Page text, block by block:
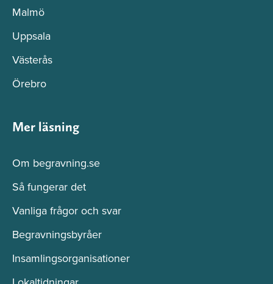
Malmö
Uppsala
Västerås
Örebro
Mer läsning
Om begravning.se
Så fungerar det
Vanliga frågor och svar
Begravningsbyråer
Insamlingsorganisationer